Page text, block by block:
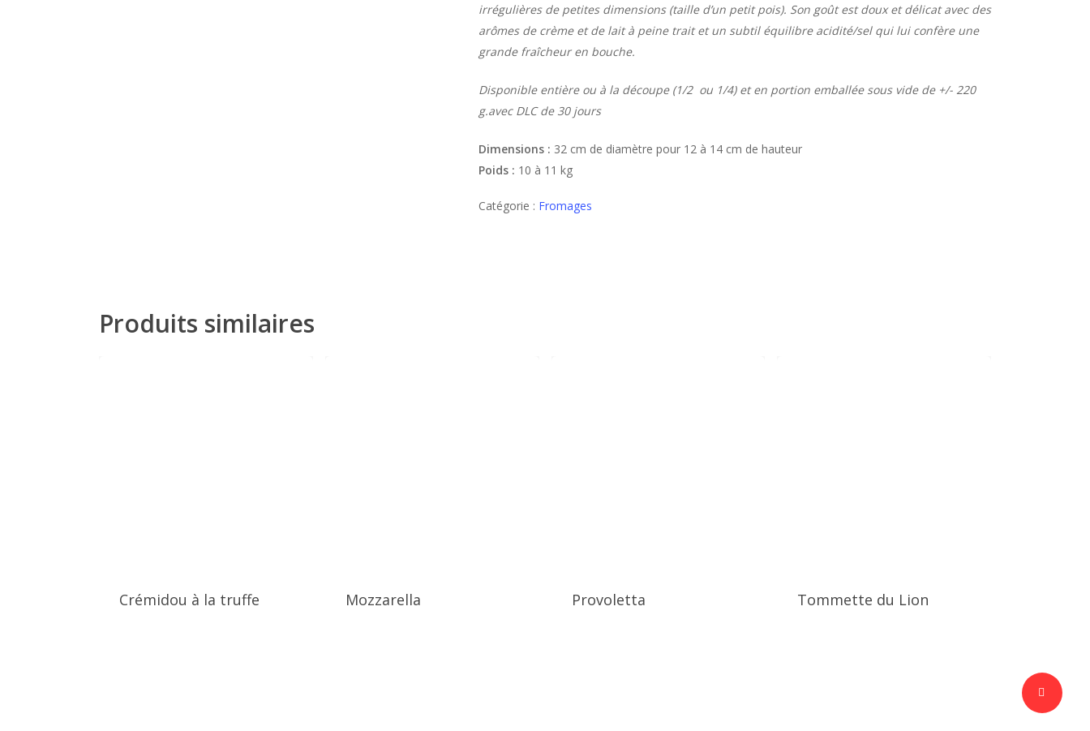
irrégulières de petites dimensions (taille d’un petit pois). Son goût est doux et délicat avec des
arômes de crème et de lait à peine trait et un subtil équilibre acidité/sel qui lui confère une
grande fraîcheur en bouche.
Disponible entière ou à la découpe (1/2 ou 1/4) et en portion emballée sous vide de +/- 220
g.avec DLC de 30 jours
Dimensions : 32 cm de diamètre pour 12 à 14 cm de hauteur
Poids : 10 à 11 kg
Catégorie : Fromages
Produits similaires
Crémidou à la truffe Mozzarella Provoletta Tommette du Lion